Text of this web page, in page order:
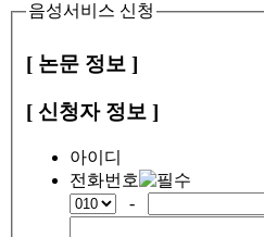
음성서비스 신청
[ 논문 정보 ]
[ 신청자 정보 ]
아이디
전화번호
-